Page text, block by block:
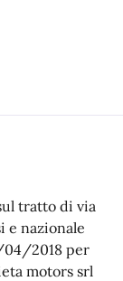
tratto di via
e nazionale
04/2018 per
motors srl